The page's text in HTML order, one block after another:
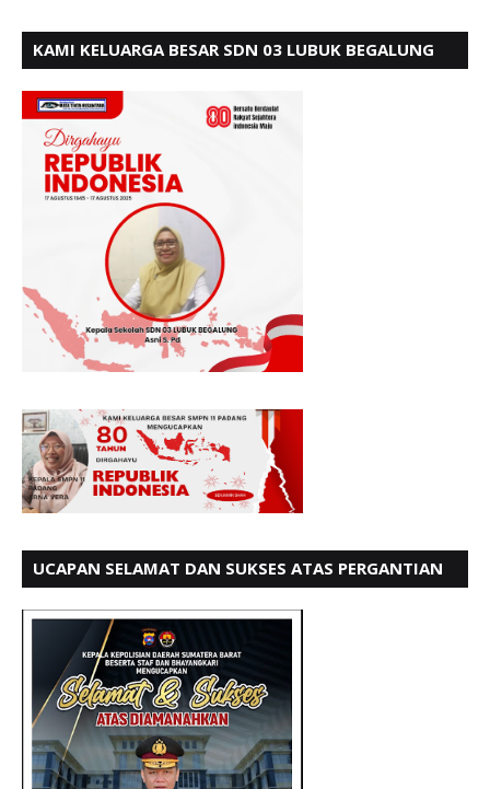
KAMI KELUARGA BESAR SDN 03 LUBUK BEGALUNG
UCAPAN SELAMAT DAN SUKSES ATAS PERGANTIAN